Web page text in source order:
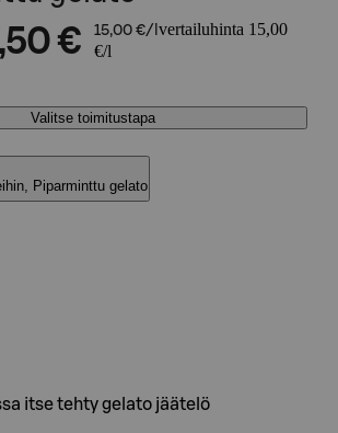
€ 15,00 €/l vertailuhinta 15,00
€/l
Valitse toimitustapa
Piparminttu gelato
itse tehty gelato jäätelö